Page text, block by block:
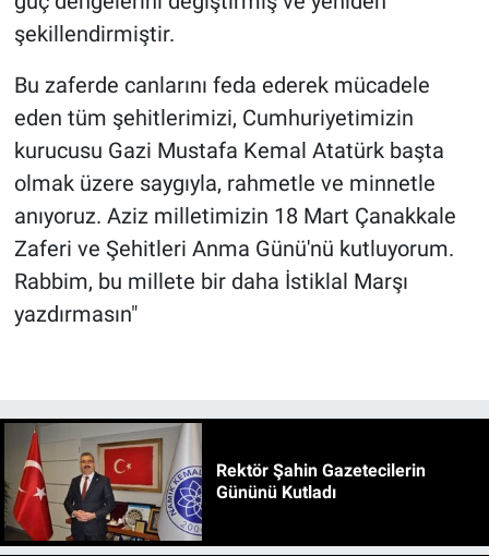
şekillendirmiştir.
Bu zaferde canlarını feda ederek mücadele
eden tüm şehitlerimizi, Cumhuriyetimizin
kurucusu Gazi Mustafa Kemal Atatürk başta
olmak üzere saygıyla, rahmetle ve minnetle
anıyoruz. Aziz milletimizin 18 Mart Çanakkale
Zaferi ve Şehitleri Anma Günü'nü kutluyorum.
Rabbim, bu millete bir daha İstiklal Marşı
yazdırmasın"
Rektör Şahin Gazetecilerin
Gününü Kutladı